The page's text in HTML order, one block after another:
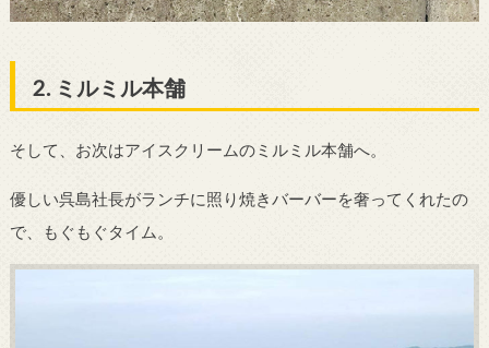
2. ミルミル本舗
そして、お次はアイスクリームのミルミル本舗へ。
優しい呉島社長がランチに照り焼きバーバーを奢ってくれたの
で、もぐもぐタイム。